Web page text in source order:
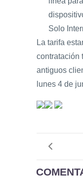
Solo
La tarifa
contratación
antiguos
lunes 4 de